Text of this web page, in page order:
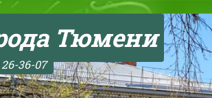
Тюмени
36-07